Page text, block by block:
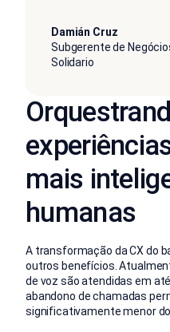
Damián Cruz
Subgerente de
Solidario
mais
humanas
A transformação da CX do
outros benefícios.
de voz são atendidas em
abandono de chamadas
significativamente menor